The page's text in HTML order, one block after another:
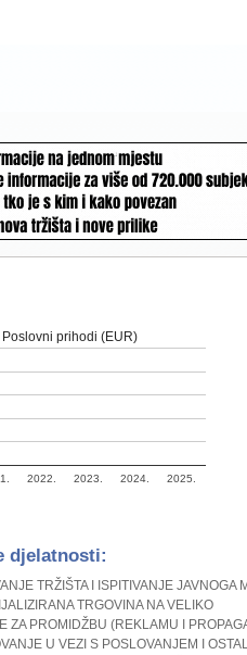
Poslovni prihodi (EUR)
2022. 2023. 2024. 2025.
djelatnosti:
TRŽIŠTA I ISPITIVANJE JAVNOGA
TRGOVINA NA VELIKO
ZA PROMIDŽBU (REKLAMU I
U VEZI S POSLOVANJEM I